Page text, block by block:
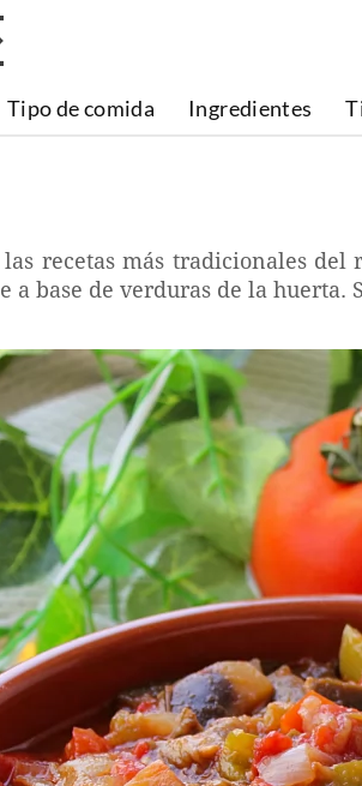
Tipo de comida Ingredientes
recetas más tradicionales
a base de verduras de la